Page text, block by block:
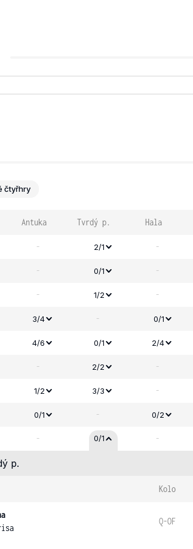
čtyřhry
Antuka Tvrdý p. Hala
- 2/1 -
- 0/1 -
- 1/2 -
3/4 - 0/1
4/6 0/1 2/4
- 2/2 -
1/2 3/3 -
0/1 - 0/2
- 0/1 -
p.
Kolo
Q-OF